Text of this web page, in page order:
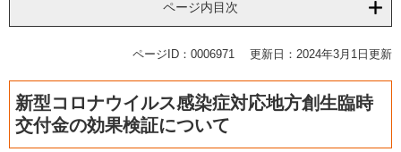
ページ内目次
ページID：0006971 更新日：2024年3月1日更新
新型コロナウイルス感染症対応地方創生臨時
交付金の効果検証について